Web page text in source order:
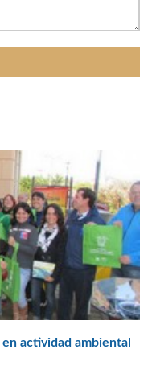
actividad ambiental